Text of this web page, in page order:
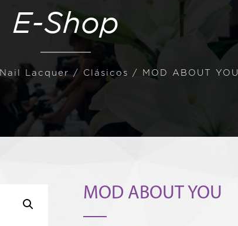
E-Shop
Nail Lacquer / Clásicos / MOD ABOUT YOU
MOD ABOUT YOU